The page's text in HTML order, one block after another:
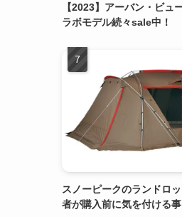
【2023】アーバン・ビュ
ラボモデル続々sale中！
スノーピークのランドロ
者が購入前に気を付ける事